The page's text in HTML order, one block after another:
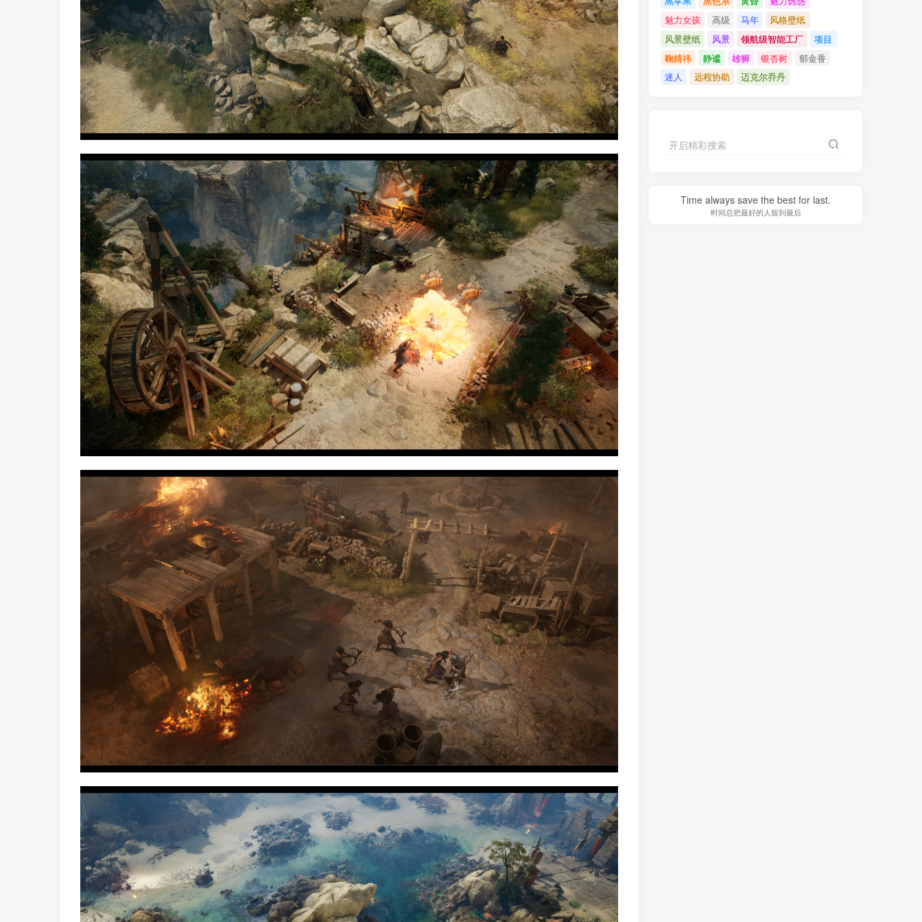
魅力女孩
高级 马年
风格壁纸
风景壁纸
风景 领航级智能工厂
项目
鞠婧祎
静谧 雄狮 银杏树
郁金香
迷人
远程协助 迈克尔乔丹
开启精彩搜索
Time always save the best for last.
时间总把最好的人留到最后